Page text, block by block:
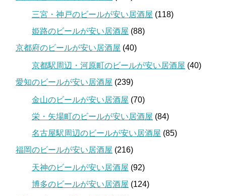
三宮・神戸のビールが安い居酒屋 (118)
姫路のビールが安い居酒屋 (88)
京都府のビールが安い居酒屋 (40)
京都駅周辺・河原町のビールが安い居酒屋 (40)
愛知のビールが安い居酒屋 (239)
金山のビールが安い居酒屋 (70)
栄・矢場町のビールが安い居酒屋 (84)
名古屋駅周辺のビールが安い居酒屋 (85)
福岡のビールが安い居酒屋 (216)
天神のビールが安い居酒屋 (92)
博多のビールが安い居酒屋 (124)